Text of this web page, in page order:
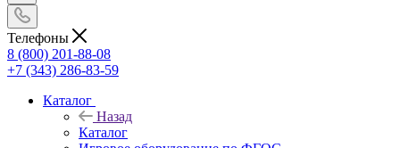
Телефоны
8 (800) 201-88-08
+7 (343) 286-83-59
Каталог
Назад
Каталог